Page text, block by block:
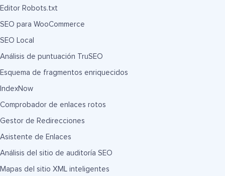
Editor Robots.txt
SEO para WooCommerce
SEO Local
Análisis de puntuación TruSEO
Esquema de fragmentos enriquecidos
IndexNow
Comprobador de enlaces rotos
Gestor de Redirecciones
Asistente de Enlaces
Análisis del sitio de auditoría SEO
Mapas del sitio XML inteligentes